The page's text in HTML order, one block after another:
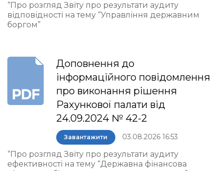
“Про розгляд Звіту про результати аудиту
відповідності на тему “Управління державним
боргом”
Доповнення до
інформаційного повідомлення
про виконання рішення
Рахункової палати від
24.09.2024 № 42-2
Завантажити 03.08.2026 16:53
“Про розгляд Звіту про результати аудиту
ефективності на тему “Державна фінансова